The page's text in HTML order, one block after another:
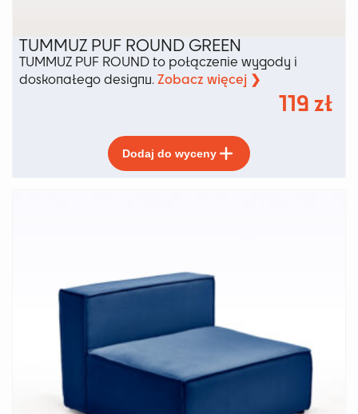
TUMMUZ PUF ROUND GREEN
TUMMUZ PUF ROUND to połączenie wygody i
doskonałego designu. Zobacz więcej ❯
119 zł
Dodaj do wyceny
produkt
ma
na